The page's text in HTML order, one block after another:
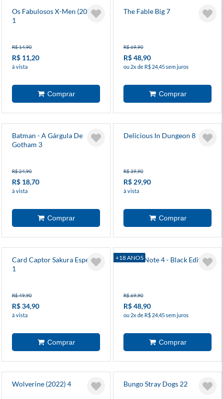
Os Fabulosos X-Men (2025)
1
R$ 14,90
R$ 11,20
à vista
The Fable Big 7
R$ 69,90
R$ 48,90
ou 2x de R$ 24,45 sem juros
Batman - A Gárgula De
Gotham 3
R$ 24,90
R$ 18,70
à vista
Delicious In Dungeon 8
R$ 39,90
R$ 29,90
à vista
Card Captor Sakura Especial
1
R$ 49,90
R$ 34,90
à vista
+18 ANOS
Death Note 4 - Black Edition
R$ 69,90
R$ 48,90
ou 2x de R$ 24,45 sem juros
Wolverine (2022) 4 Bungo Stray Dogs 22